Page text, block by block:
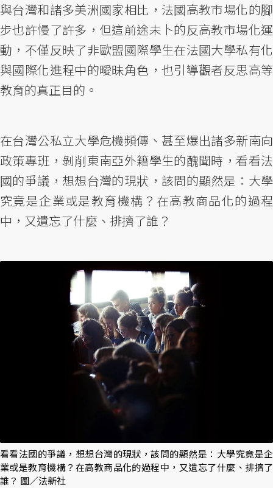
與台灣和諸多美洲國家相比，法國高教市場化的腳
步也許慢了許多，但這前途未卜的反高教市場化運
動，不僅反映了非歐盟國際學生在法國大學私有化
與國際化進程中的曖昧角色，也引導觀者反思高等
教育的真正目的。
在台灣公私立大學危機頻傳、甚至爆出諸多新南向
政策專班，剝削東南亞外籍學生的醜聞時，看看法
國的爭議，想想台灣的現狀，該問的顯然是：大學
究竟是企業或是教育機構？在高教商品化的過程
中，又遺忘了什麼、排擠了誰？
看看法國的爭議，想想台灣的現狀，該問的顯然是：大學究竟是企
業或是教育機構？在高教商品化的過程中，又遺忘了什麼、排擠了
誰？ 圖／法新社